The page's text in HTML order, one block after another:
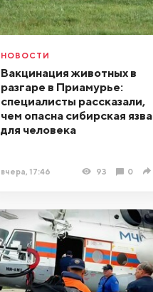
НОВОСТИ
Вакцинация животных в
разгаре в Приамурье:
специалисты рассказали,
чем опасна сибирская язва
для человека
вчера, 17:46 93 0